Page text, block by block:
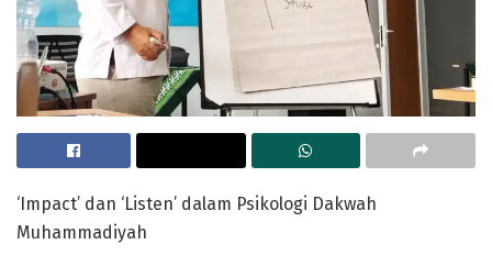
‘Impact’ dan ‘Listen’ dalam Psikologi Dakwah
Muhammadiyah